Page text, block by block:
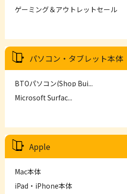
ゲーミング＆アウトレットセール
パソコン・タブレット本体
BTOパソコン(Shop Bui...
Microsoft Surfac...
Apple
Mac本体
iPad・iPhone本体